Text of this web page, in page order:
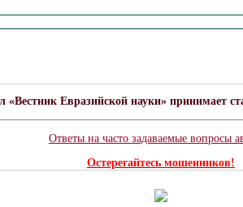
«Вестник Евразийской науки» принимает
Ответы на часто задаваемые вопросы
Остерегайтесь мошенников!